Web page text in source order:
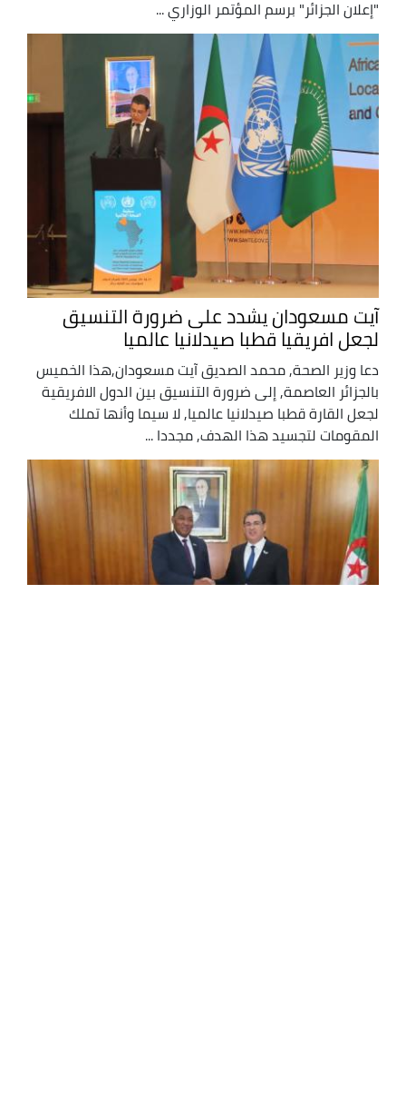
"إعلان الجزائر" برسم المؤتمر الوزاري ...
آيت مسعودان يشدد على ضرورة التنسيق
لجعل افريقيا قطبا صيدلانيا عالميا
دعا وزير الصحة, محمد الصديق آيت مسعودان,هذا الخميس
بالجزائر العاصمة, إلى ضرورة التنسيق بين الدول الافريقية
لجعل القارة قطبا صيدلانيا عالميا, لا سيما وأنها تملك
المقومات لتجسيد هذا الهدف, مجددا ...